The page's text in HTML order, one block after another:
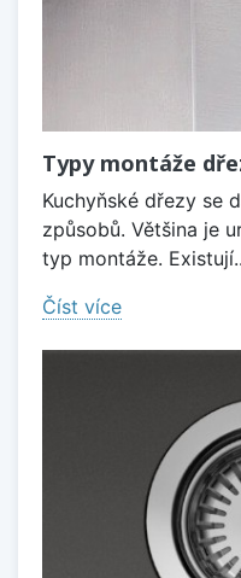
Typy montáže
Kuchyňské dřezy se
způsobů. Většina je
typ montáže.
Číst více